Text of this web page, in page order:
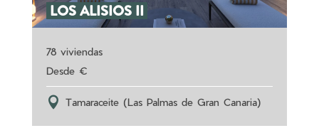
LOS ALISIOS II
78 viviendas
Tamaraceite (Las Palmas de Gran Canaria)